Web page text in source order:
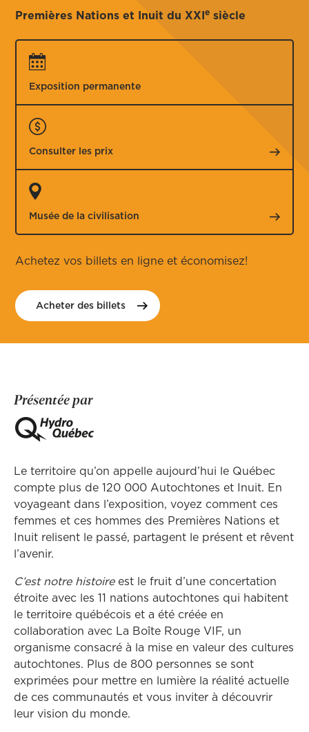
Premières Nations et Inuit du XXIe siècle
Exposition permanente
Consulter les prix
Musée de la civilisation
Achetez vos billets en ligne et économisez!
Acheter des billets
Présentée par
Le territoire qu’on appelle aujourd’hui le Québec
compte plus de 120 000 Autochtones et Inuit. En
voyageant dans l’exposition, voyez comment ces
femmes et ces hommes des Premières Nations et
Inuit relisent le passé, partagent le présent et rêvent
l’avenir.
C’est notre histoireest le fruit d’une concertation
étroite avec les 11 nations autochtones qui habitent
le territoire québécois et a été créée en
collaboration avec La Boîte Rouge VIF, un
organisme consacré à la mise en valeur des cultures
autochtones. Plus de 800 personnes se sont
exprimées pour mettre en lumière la réalité actuelle
de ces communautés et vous inviter à découvrir
leur vision du monde.